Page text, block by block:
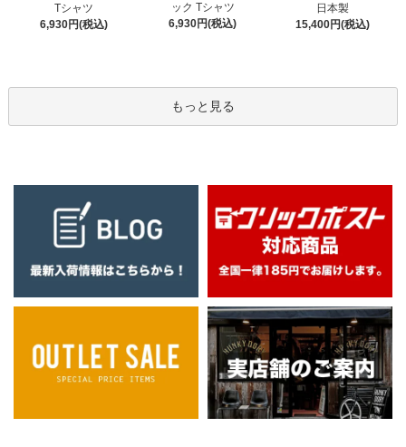
Tシャツ
6,930円(税込)
ック Tシャツ
6,930円(税込)
日本製
15,400円(税込)
もっと見る